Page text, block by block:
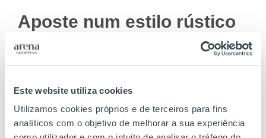
Este website utiliza cookies
Utilizamos cookies próprios e de terceiros para fins
analíticos com o objetivo de melhorar a sua experiência
Aposte num estilo rústico
moderno
perfeita: umacómoda em madeira com acabamentos rústicos; um
tapetede algodão e lã, que confere uma vibe outonal; e, para